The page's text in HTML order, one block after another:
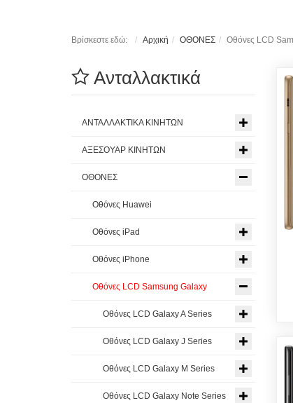
Βρίσκεστε εδώ: Αρχική ΟΘΟΝΕΣ Οθόνες LCD
Ανταλλακτικά
ΑΝΤΑΛΛΑΚΤΙΚΑ ΚΙΝΗΤΩΝ
ΑΞΕΣΟΥΑΡ ΚΙΝΗΤΩΝ
ΟΘΟΝΕΣ
Οθόνες Huawei
Οθόνες iPad
Οθόνες iPhone
Οθόνες LCD Samsung Galaxy
Οθόνες LCD Galaxy A Series
Οθόνες LCD Galaxy J Series
Οθόνες LCD Galaxy M Series
Οθόνες LCD Galaxy Note Series